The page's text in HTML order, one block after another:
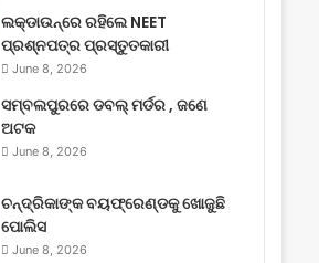
ଲକ୍‌ଡାଉନ୍‌ରେ ରହିଲେ NEET
ପ୍ରଶ୍ନପତ୍ର ପ୍ରସ୍ତୁତକାରୀ
June 8, 2026
ସମ୍ବଲପୁରରେ ଡବଲ୍ ମର୍ଡର , ଜଣେ
ଅଟକ
June 8, 2026
ଚନ୍ଦ୍ରିକାଙ୍କ ବୟଫ୍ରେଣ୍ଡକୁ ଖୋଜୁଛି
ପୋଲିସ
June 8, 2026